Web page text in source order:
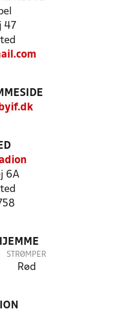
47
6A
STRØMPER
Rød